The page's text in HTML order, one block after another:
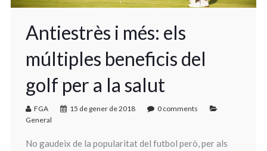
Antiestrès i més: els
múltiples beneficis del
golf per a la salut
FGA 15 de gener de 2018
0 comments
General
No gaudeix de la popularitat del futbol però, per als